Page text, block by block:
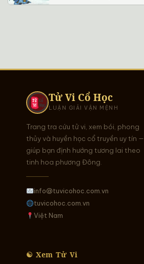
Tử Vi Cổ Học
LUẬN GIẢI VẬN MỆNH
Trang tra cứu tử vi, xem bói, phong
thủy và huyền học cổ truyền uy tín —
giúp bạn định hướng tương lai theo
tinh hoa phương Đông.
info@tuvicohoc.com.vn
tuvicohoc.com.vn
Việt Nam
☯ Xem Tử Vi